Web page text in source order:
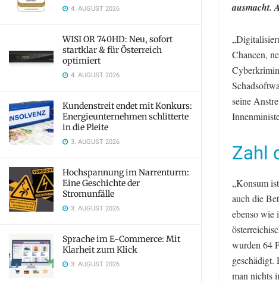
4. AUGUST 2026
WISI OR 740HD: Neu, sofort
startklar & für Österreich
optimiert
4. AUGUST 2026
Kundenstreit endet mit Konkurs:
Energieunternehmen schlitterte
in die Pleite
3. AUGUST 2026
Hochspannung im Narrenturm:
Eine Geschichte der
Stromunfälle
3. AUGUST 2026
Sprache im E-Commerce: Mit
Klarheit zum Klick
3. AUGUST 2026
ausmacht.
Chancen,
seine
Zahl
„Konsum
auch die
ebenso wie
wurden 64
geschädigt.
man nichts